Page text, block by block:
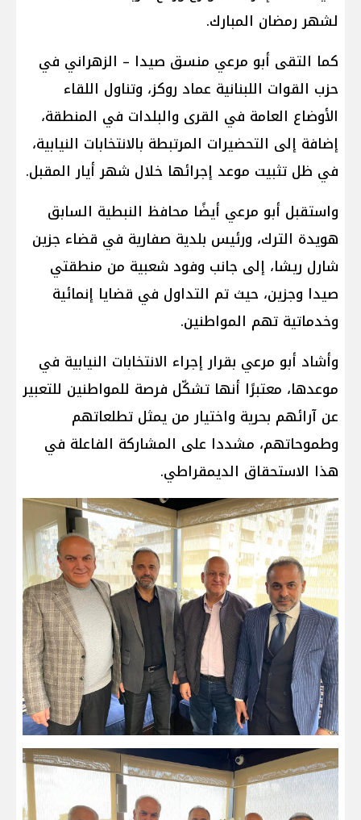
لشهر رمضان المبارك.
كما التقى أبو مرعي منسق صيدا – الزهراني في
حزب القوات اللبنانية عماد روكز، وتناول اللقاء
الأوضاع العامة في القرى والبلدات في المنطقة،
إضافة إلى التحضيرات المرتبطة بالانتخابات النيابية،
في ظل تثبيت موعد إجرائها خلال شهر أيار المقبل.
واستقبل أبو مرعي أيضًا محافظ النبطية السابق
هويدة الترك، ورئيس بلدية صفارية في قضاء جزين
شارل ريشا، إلى جانب وفود شعبية من منطقتي
صيدا وجزين، حيث تم التداول في قضايا إنمائية
وخدماتية تهم المواطنين.
وأشاد أبو مرعي بقرار إجراء الانتخابات النيابية في
موعدها، معتبرًا أنها تشكّل فرصة للمواطنين للتعبير
عن آرائهم بحرية واختيار من يمثل تطلعاتهم
وطموحاتهم، مشددا على المشاركة الفاعلة في
هذا الاستحقاق الديمقراطي.